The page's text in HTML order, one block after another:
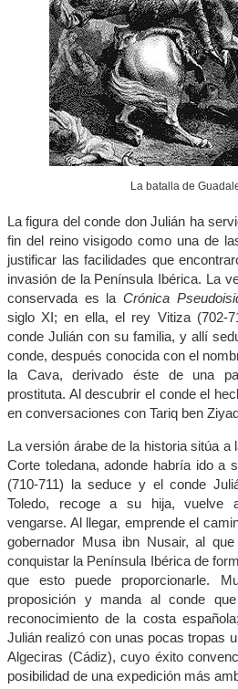
La batalla de
La figura del conde don Julián ha
fin del reino visigodo como una de
justificar las facilidades que
invasión de la Península Ibérica. La
conservada es laCrónica
siglo XI; en ella, el rey Vitiza (702-
conde Julián con su familia, y allí
conde, después conocida con el
la Cava, derivado éste de una
prostituta. Al descubrir el conde el
en conversaciones con Tariq ben
La versión árabe de la historia sitúa a
Corte toledana, adonde habría ido a
(710-711) la seduce y el conde
Toledo, recoge a su hija, vuelve
vengarse. Al llegar, emprende el
gobernador Musa ibn Nusair, al
conquistar la Península Ibérica de
que esto puede proporcionarle.
proposición y manda al conde
reconocimiento de la costa
Julián realizó con unas pocas tropas
Algeciras (Cádiz), cuyo éxito
posibilidad de una expedición más